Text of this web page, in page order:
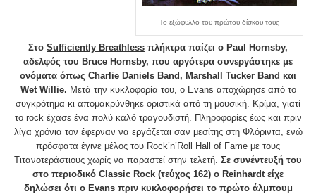
Το εξώφυλλο του πρώτου δίσκου τους
Στο Sufficiently Breathless πλήκτρα παίζει ο Paul Hornsby,
αδελφός του Bruce Hornsby, που αργότερα συνεργάστηκε με
ονόματα όπως Charlie Daniels Band, Marshall Tucker Band και
Wet Willie. Μετά την κυκλοφορία του, ο Evans αποχώρησε από το
συγκρότημα κι απομακρύνθηκε οριστικά από τη μουσική. Κρίμα, γιατί
το rock έχασε ένα πολύ καλό τραγουδιστή. Πληροφορίες έως και πριν
λίγα χρόνια τον έφερναν να εργάζεται σαν μεσίτης στη Φλόριντα, ενώ
πρόσφατα έγινε μέλος του Rock’n’Roll Hall of Fame με τους
Τιτανοτεράστιους χωρίς να παραστεί στην τελετή. Σε συνέντευξή του
στο περιοδικό Classic Rock (τεύχος 162) ο Reinhardt είχε
δηλώσει ότι ο Evans πριν κυκλοφορήσει το πρώτο άλμπουμ